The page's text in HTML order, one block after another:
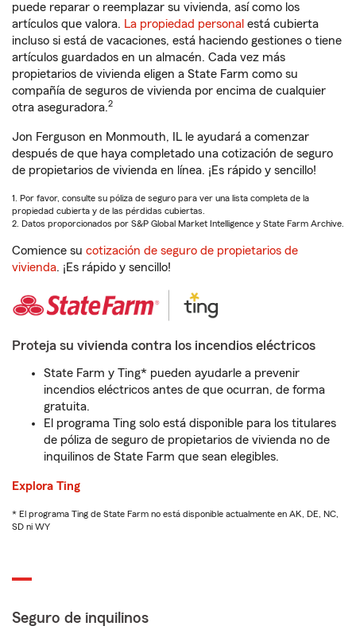
puede reparar o reemplazar su vivienda, así como los
artículos que valora. La propiedad personal está cubierta
incluso si está de vacaciones, está haciendo gestiones o tiene
artículos guardados en un almacén. Cada vez más
propietarios de vivienda eligen a State Farm como su
compañía de seguros de vivienda por encima de cualquier
otra aseguradora.2
Jon Ferguson en Monmouth, IL le ayudará a comenzar
después de que haya completado una cotización de seguro
de propietarios de vivienda en línea. ¡Es rápido y sencillo!
1. Por favor, consulte su póliza de seguro para ver una lista completa de la
propiedad cubierta y de las pérdidas cubiertas.
2. Datos proporcionados por S&P Global Market Intelligence y State Farm Archive.
Comience su cotización de seguro de propietarios de
vivienda. ¡Es rápido y sencillo!
Proteja su vivienda contra los incendios eléctricos
State Farm y Ting* pueden ayudarle a prevenir
incendios eléctricos antes de que ocurran, de forma
gratuita.
El programa Ting solo está disponible para los titulares
de póliza de seguro de propietarios de vivienda no de
inquilinos de State Farm que sean elegibles.
Explora Ting
* El programa Ting de State Farm no está disponible actualmente en AK, DE, NC,
SD ni WY
Seguro de inquilinos